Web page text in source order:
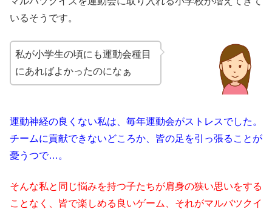
いるそうです。
私が小学生の頃にも運動会種目
にあればよかったのになぁ
運動神経の良くない私は、毎年運動会がストレスでした。
チームに貢献できないどころか、皆の足を引っ張ることが
憂うつで…。
そんな私と同じ悩みを持つ子たちが肩身の狭い思いをする
ことなく、皆で楽しめる良いゲーム、それがマルバツクイ